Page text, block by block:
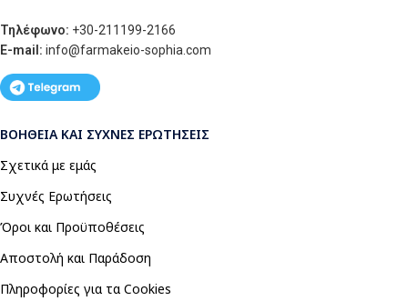
Τηλέφωνο: +30-211199-2166
E-mail: info@farmakeio-sophia.com
ΒΟΉΘΕΙΑ ΚΑΙ ΣΥΧΝΈΣ ΕΡΩΤΉΣΕΙΣ
Σχετικά με εμάς
Συχνές Ερωτήσεις
Όροι και Προϋποθέσεις
Αποστολή και Παράδοση
Πληροφορίες για τα Cookies